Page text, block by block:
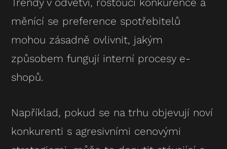
Trendy v odvětví, rostoucí konkurence a
měnící se preference spotřebitelů
mohou zásadně ovlivnit, jakým
způsobem fungují interní procesy e-
shopů.
Například, pokud se na trhu objevují noví
konkurenti s agresivními cenovými